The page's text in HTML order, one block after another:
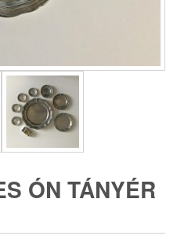
ÓN TÁNYÉR